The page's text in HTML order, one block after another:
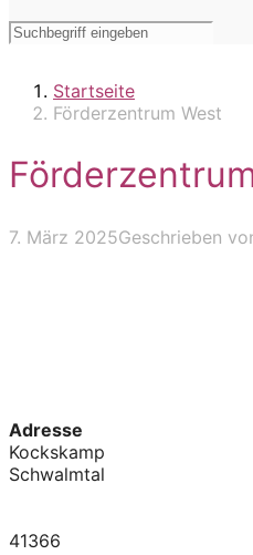
Startseite
Förderzentrum West
7. März 2025Geschrieben
Adresse
Kockskamp
Schwalmtal
41366